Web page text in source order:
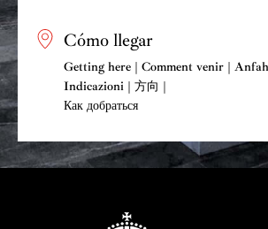
Cómo llegar
Getting here | Comment venir |
Indicazioni | 方向 |
Как добраться